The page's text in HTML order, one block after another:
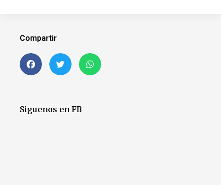
Compartir
Siguenos en FB